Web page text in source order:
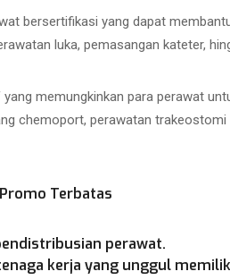
bersertifikasi yang dapat
luka, pemasangan kateter,
memungkinkan para perawat
chemoport, perawatan trakeostomi
Terbatas
perawat.
kerja yang unggul